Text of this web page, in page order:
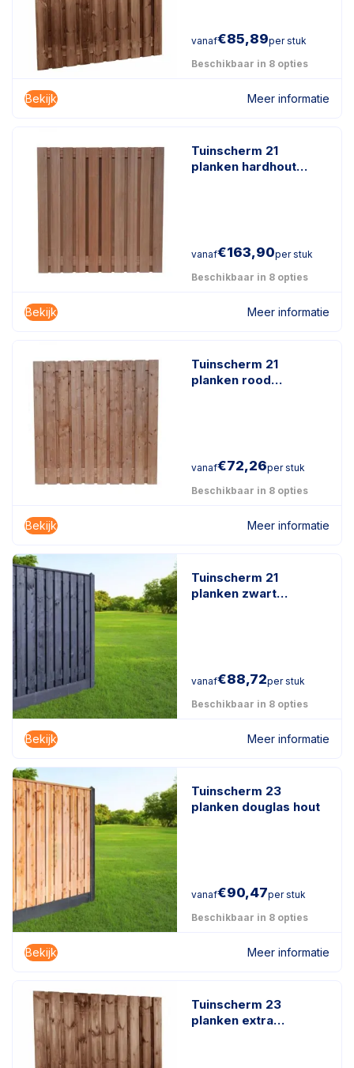
vanaf€85,89per stuk
Beschikbaar in 8 opties
Bekijk Meer informatie
Tuinscherm 21
planken hardhout
vanaf€163,90per stuk
Beschikbaar in 8 opties
Bekijk Meer informatie
Tuinscherm 21
planken rood
vanaf€72,26per stuk
Beschikbaar in 8 opties
Bekijk Meer informatie
Tuinscherm 21
planken zwart
vanaf€88,72per stuk
Beschikbaar in 8 opties
Bekijk Meer informatie
Tuinscherm 23
planken douglas hout
vanaf€90,47per stuk
Beschikbaar in 8 opties
Bekijk Meer informatie
Tuinscherm 23
planken extra